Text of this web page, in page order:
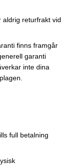
aldrig returfrakt vid
finns framgår
garanti
inte dina
full betalning